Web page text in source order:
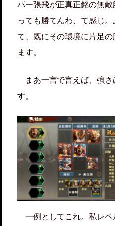
パー張飛が正真正銘の無
っても勝てんわ、て感じ
て、既にその環境に片足
ます。
まあ一言で言えば、強さ
す。
一例としてこれ。私レベ